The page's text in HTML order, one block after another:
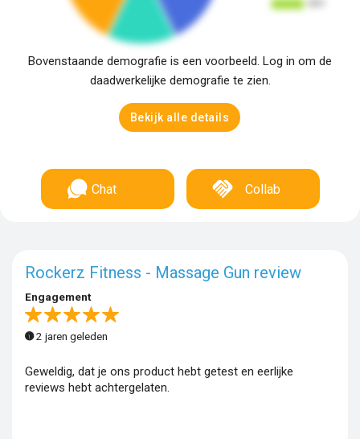
Bovenstaande demografie is een voorbeeld. Log in om de
daadwerkelijke demografie te zien.
Bekijk alle details
Chat Collab
Rockerz Fitness - Massage Gun review
Engagement
2 jaren geleden
Geweldig, dat je ons product hebt getest en eerlijke
reviews hebt achtergelaten.